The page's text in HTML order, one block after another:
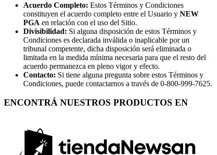
Acuerdo Completo: Estos Términos y Condiciones
constituyen el acuerdo completo entre el Usuario y NEW
PGA en relación con el uso del Sitio.
Divisibilidad: Si alguna disposición de estos Términos y
Condiciones es declarada inválida o inaplicable por un
tribunal competente, dicha disposición será eliminada o
limitada en la medida mínima necesaria para que el resto del
acuerdo permanezca en pleno vigor y efecto.
Contacto: Si tiene alguna pregunta sobre estos Términos y
Condiciones, puede contactarnos a través de 0-800-999-7625.
ENCONTRÁ NUESTROS PRODUCTOS EN